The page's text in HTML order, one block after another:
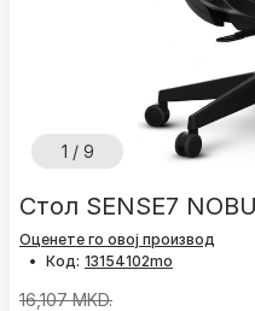
1 / 9
Стол SENSE7
Оценете го овој производ
• Код:
16,107 MKD.